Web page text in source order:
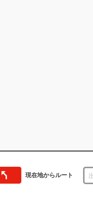
現在地からルート